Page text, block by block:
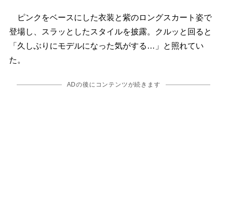
ピンクをベースにした衣装と紫のロングスカート姿で
登場し、スラッとしたスタイルを披露。クルッと回ると
「久しぶりにモデルになった気がする…」と照れてい
た。
ADの後にコンテンツが続きます